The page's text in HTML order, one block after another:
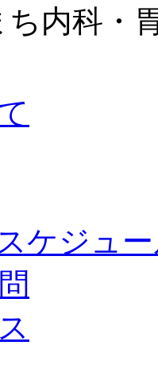
ケジュ